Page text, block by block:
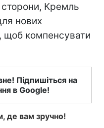
сторони, Кремль
нових
щоб компенсувати
Підпишіться на
в Google!
де вам зручно!